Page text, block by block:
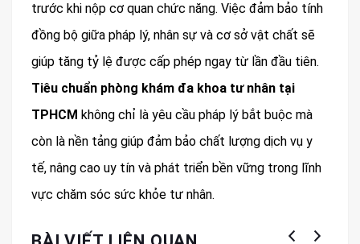
trước khi nộp cơ quan chức năng. Việc đảm bảo tính
đồng bộ giữa pháp lý, nhân sự và cơ sở vật chất sẽ
giúp tăng tỷ lệ được cấp phép ngay từ lần đầu tiên.
Tiêu chuẩn phòng khám đa khoa tư nhân tại
TPHCM không chỉ là yêu cầu pháp lý bắt buộc mà
còn là nền tảng giúp đảm bảo chất lượng dịch vụ y
tế, nâng cao uy tín và phát triển bền vững trong lĩnh
vực chăm sóc sức khỏe tư nhân.